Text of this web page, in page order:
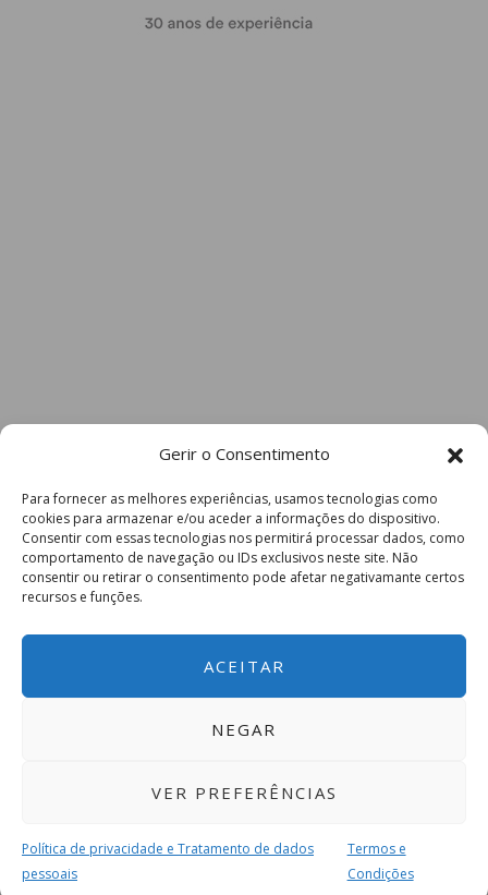
Gerir o Consentimento
Para fornecer as melhores experiências, usamos tecnologias como
cookies para armazenar e/ou aceder a informações do dispositivo.
Consentir com essas tecnologias nos permitirá processar dados, como
comportamento de navegação ou IDs exclusivos neste site. Não
consentir ou retirar o consentimento pode afetar negativamante certos
recursos e funções.
ACEITAR
NEGAR
VER PREFERÊNCIAS
Política de privacidade e Tratamento de dados
pessoais
Termos e
Condições